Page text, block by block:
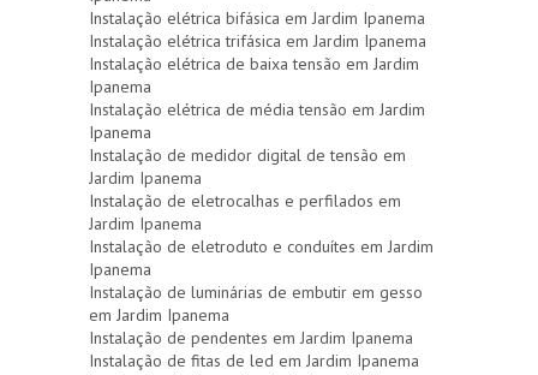
Instalação elétrica bifásica em Jardim Ipanema
Instalação elétrica trifásica em Jardim Ipanema
Instalação elétrica de baixa tensão em Jardim
Ipanema
Instalação elétrica de média tensão em Jardim
Ipanema
Instalação de medidor digital de tensão em
Jardim Ipanema
Instalação de eletrocalhas e perfilados em
Jardim Ipanema
Instalação de eletroduto e conduítes em Jardim
Ipanema
Instalação de luminárias de embutir em gesso
em Jardim Ipanema
Instalação de pendentes em Jardim Ipanema
Instalação de fitas de led em Jardim Ipanema